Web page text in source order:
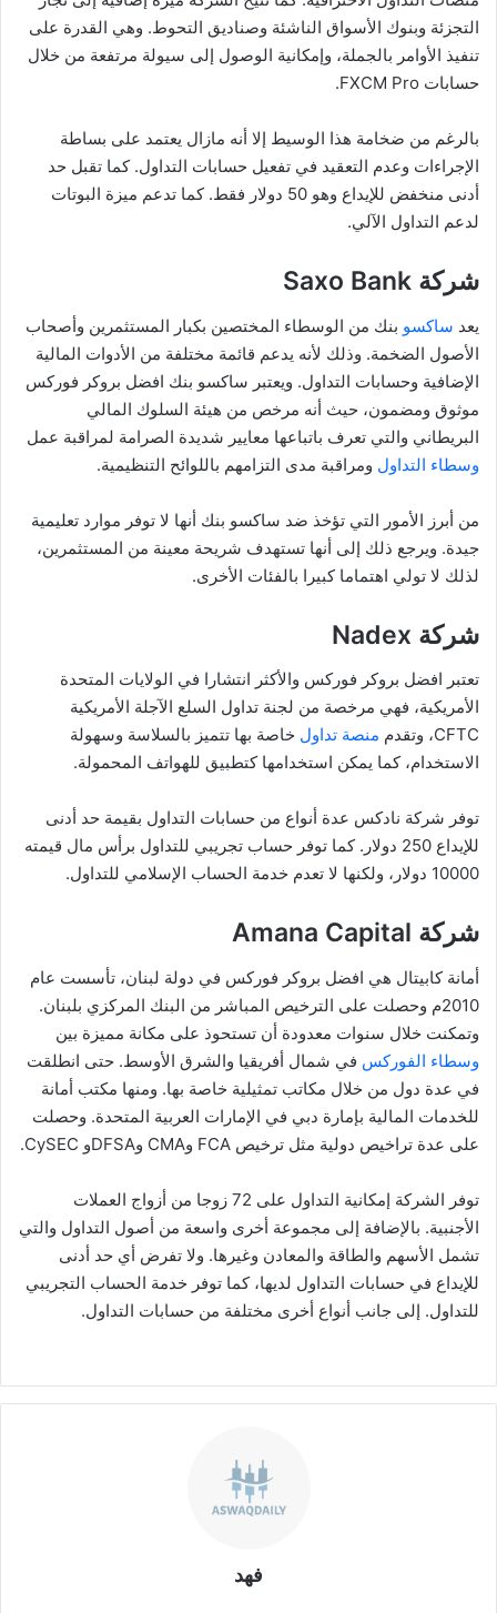
التجزئة وبنوك الأسواق الناشئة وصناديق التحوط. وهي القدرة على
تنفيذ الأوامر بالجملة، وإمكانية الوصول إلى سيولة مرتفعة من خلال
حسابات FXCM Pro.
بالرغم من ضخامة هذا الوسيط إلا أنه مازال يعتمد على بساطة
الإجراءات وعدم التعقيد في تفعيل حسابات التداول. كما تقبل حد
أدنى منخفض للإيداع وهو 50 دولار فقط. كما تدعم ميزة البوتات
لدعم التداول الآلي.
شركة Saxo Bank
يعد ساكسو بنك من الوسطاء المختصين بكبار المستثمرين وأصحاب
الأصول الضخمة. وذلك لأنه يدعم قائمة مختلفة من الأدوات المالية
الإضافية وحسابات التداول. ويعتبر ساكسو بنك افضل بروكر فوركس
موثوق ومضمون، حيث أنه مرخص من هيئة السلوك المالي
البريطاني والتي تعرف باتباعها معايير شديدة الصرامة لمراقبة عمل
وسطاء التداول ومراقبة مدى التزامهم باللوائح التنظيمية.
من أبرز الأمور التي تؤخذ ضد ساكسو بنك أنها لا توفر موارد تعليمية
جيدة. ويرجع ذلك إلى أنها تستهدف شريحة معينة من المستثمرين،
لذلك لا تولي اهتماما كبيرا بالفئات الأخرى.
شركة Nadex
تعتبر افضل بروكر فوركس والأكثر انتشارا في الولايات المتحدة
الأمريكية، فهي مرخصة من لجنة تداول السلع الآجلة الأمريكية
CFTC، وتقدم
منصة تداول خاصة بها تتميز بالسلاسة وسهولة
الاستخدام، كما يمكن استخدامها كتطبيق للهواتف المحمولة.
توفر شركة نادكس عدة أنواع من حسابات التداول بقيمة حد أدنى
للإيداع 250 دولار. كما توفر حساب تجريبي للتداول برأس مال قيمته
10000 دولار، ولكنها لا تعدم خدمة الحساب الإسلامي للتداول.
شركة Amana Capital
أمانة كابيتال هي افضل بروكر فوركس في دولة لبنان، تأسست عام
2010م وحصلت على الترخيص المباشر من البنك المركزي بلبنان.
وتمكنت خلال سنوات معدودة أن تستحوذ على مكانة مميزة بين
وسطاء الفوركس في شمال أفريقيا والشرق الأوسط. حتى انطلقت
في عدة دول من خلال مكاتب تمثيلية خاصة بها. ومنها مكتب أمانة
للخدمات المالية بإمارة دبي في الإمارات العربية المتحدة. وحصلت
على عدة تراخيص دولية مثل ترخيص FCA وCMA وDFSAو CySEC.
توفر الشركة إمكانية التداول على 72 زوجا من أزواج العملات
الأجنبية. بالإضافة إلى مجموعة أخرى واسعة من أصول التداول والتي
تشمل الأسهم والطاقة والمعادن وغيرها. ولا تفرض أي حد أدنى
للإيداع في حسابات التداول لديها، كما توفر خدمة الحساب التجريبي
للتداول. إلى جانب أنواع أخرى مختلفة من حسابات التداول.
فهد